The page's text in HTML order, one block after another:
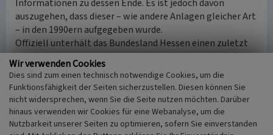
Informationen zu dessen Ende. Es ist jedoch davon
auszugehen, dass dieser – wie andere Anlagen gleicher Art
– in den 1990ern aufgegeben wurde.
Offiziell unterhält das Bundesland Hessen einen zuletzt
noch 2004 „umfassend modernisierten“ Ausweichsitz an
der Landesfeuerwehrschule in Kassel (Heinrich-Schütz-
Allee 62, vgl. verwaltung.hessen.de und innen.hessen.de).
(Franz-Josef Knöchel, LVR-Redaktion KuLaDig, 2017)
Wir verwenden Cookies
Dies sind zum einen technisch notwendige Cookies, um die
Funktionsfähigkeit der Seiten sicherzustellen. Diesen können Sie
nicht widersprechen, wenn Sie die Seite nutzen möchten. Darüber
hinaus verwenden wir Cookies für eine Webanalyse, um die
Nutzbarkeit unserer Seiten zu optimieren, sofern Sie einverstanden